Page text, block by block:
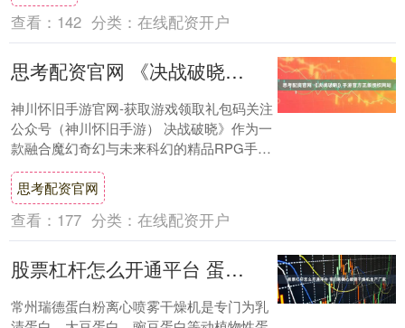
查看： 142 分类： 在线配资开户
思考配资官网 《决战破晓》手游官方正版授权网站
神川怀旧手游官网-获取游戏领取礼包码关注
公众号（神川怀旧手游） 决战破晓》作为一
款融合魔幻奇幻与未来科幻的精品RPG手
游，凭借独特的世界观设定与多元战斗体
系，吸....
思考配资官网
查看： 177 分类： 在线配资开户
股票杠杆怎么开通平台 蛋白粉离心喷雾干燥机生产厂家
常州瑞德蛋白粉离心喷雾干燥机是专门为乳